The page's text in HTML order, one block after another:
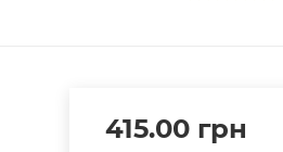
415.00грн